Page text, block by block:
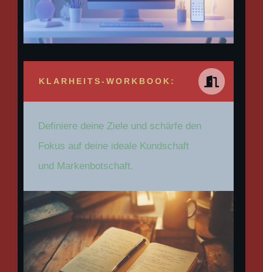
KLARHEITS-WORKBOOK:
Definiere deine Ziele und schärfe den
Fokus auf deine ideale Kundschaft
und Markenbotschaft.